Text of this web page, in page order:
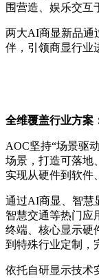
围营造、娱乐交互
两大AI商显新品通
伴，引领商显行业
全维覆盖行业方案
AOC坚持“场景驱
场景，打造可落地
实现从硬件到软件
通过AI商显、智慧
智慧交通等热门应
终端、核心显示硬
到特殊行业定制，
依托自研显示技术